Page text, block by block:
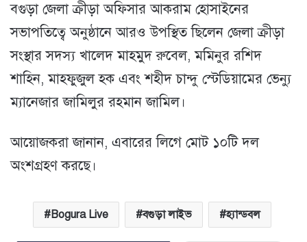
বগুড়া জেলা ক্রীড়া অফিসার আকরাম হোসাইনের
সভাপতিত্বে অনুষ্ঠানে আরও উপস্থিত ছিলেন জেলা ক্রীড়া
সংস্থার সদস্য খালেদ মাহমুদ রুবেল, মমিনুর রশিদ
শাহিন, মাহফুজুল হক এবং শহীদ চান্দু স্টেডিয়ামের ভেন্যু
ম্যানেজার জামিলুর রহমান জামিল।
আয়োজকরা জানান, এবারের লিগে মোট ১০টি দল
অংশগ্রহণ করছে।
Bogura Live বগুড়া লাইভ হ্যান্ডবল